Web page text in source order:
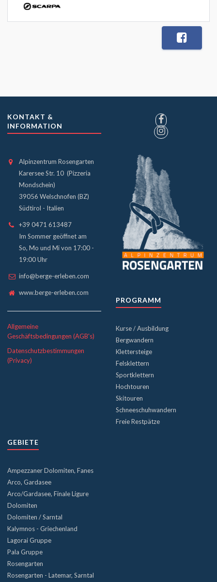
KONTAKT &
INFORMATION
Alpinzentrum Rosengarten
Karersee Str. 10 (Pizzeria
Mondschein)
39056 Welschnofen (BZ)
Südtirol - Italien
+39 0471 613487
Im Sommer geöffnet am
So, Mo und Mi von 17:00 -
19:00 Uhr
info@berge-erleben.com
www.berge-erleben.com
Allgemeine
Geschäftsbedingungen (AGB's)
Datenschutzbestimmungen
(Privacy)
PROGRAMM
Kurse / Ausbildung
Bergwandern
Klettersteige
Felsklettern
Sportklettern
Hochtouren
Skitouren
Schneeschuhwandern
Freie Restpätze
GEBIETE
Ampezzaner Dolomiten, Fanes
Arco, Gardasee
Arco/Gardasee, Finale Ligure
Dolomiten
Dolomiten / Sarntal
Kalymnos - Griechenland
Lagorai Gruppe
Pala Gruppe
Rosengarten
Rosengarten - Latemar, Sarntal